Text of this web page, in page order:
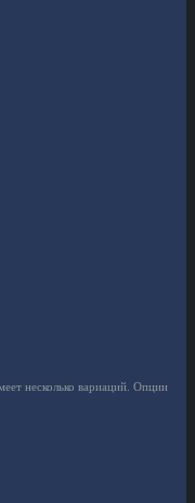
несколько вариаций. Опции